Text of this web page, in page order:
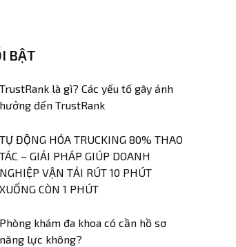
BẬT
TrustRank là gì? Các yếu tố gây ảnh
hưởng đến TrustRank
TỰ ĐỘNG HÓA TRUCKING 80% THAO
TÁC – GIẢI PHÁP GIÚP DOANH
NGHIỆP VẬN TẢI RÚT 10 PHÚT
XUỐNG CÒN 1 PHÚT
Phòng khám đa khoa có cần hồ sơ
năng lực không?